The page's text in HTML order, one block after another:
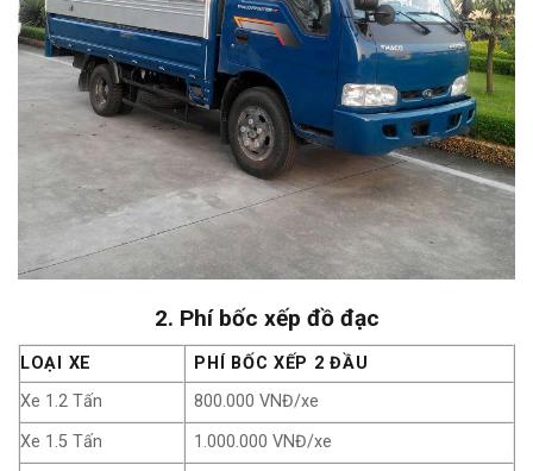
2. Phí bốc xếp đồ đạc
LOẠI XE
PHÍ BỐC XẾP 2 ĐẦU
Xe 1.2 Tấn
800.000 VNĐ/xe
Xe 1.5 Tấn
1.000.000 VNĐ/xe